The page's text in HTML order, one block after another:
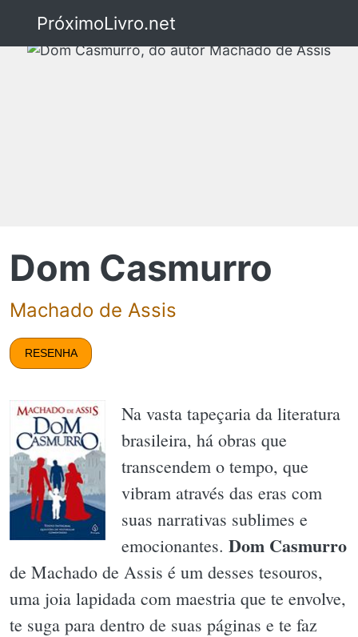
PróximoLivro.net
Dom Casmurro
Machado de Assis
RESENHA
Na vasta tapeçaria da literatura
brasileira, há obras que
transcendem o tempo, que
vibram através das eras com
suas narrativas sublimes e
emocionantes. Dom Casmurro
de Machado de Assis é um desses tesouros,
uma joia lapidada com maestria que te envolve,
te suga para dentro de suas páginas e te faz